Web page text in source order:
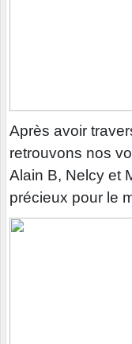
Après avoir
retrouvons nos
Alain B, Nelcy et
précieux pour le